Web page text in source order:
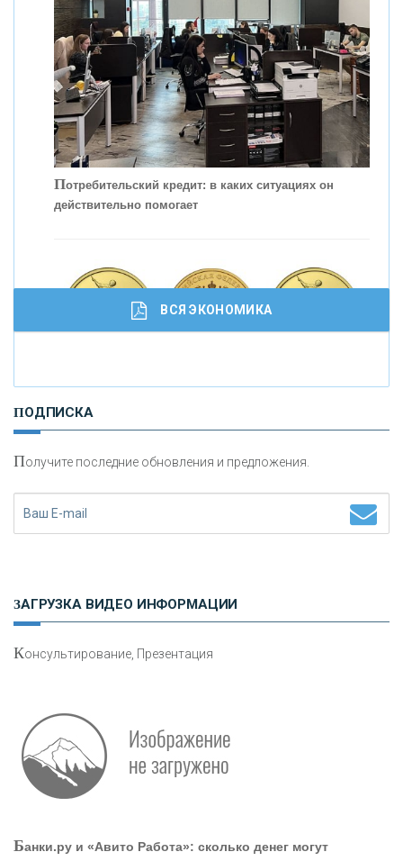
привлечь и удержать персонал - «Интервью»
Потребительский кредит: в каких ситуациях он
действительно помогает
И
сохранения и увеличения капитала
ВСЯ ЭКОНОМИКА
ПОДПИСКА
Получите последние обновления и предложения.
ЗАГРУЗКА ВИДЕО ИНФОРМАЦИИ
Консультирование, Презентация
Банки.ру и «Авито Работа»: сколько денег могут